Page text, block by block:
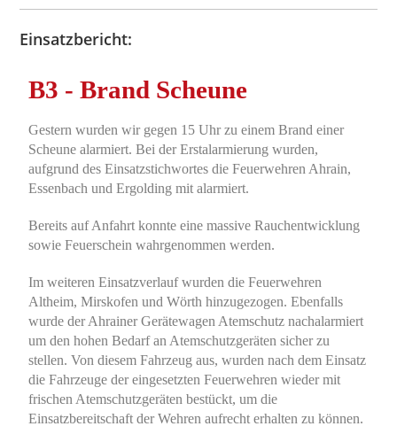
Einsatzbericht:
B3 - Brand Scheune
Gestern wurden wir gegen 15 Uhr zu einem Brand einer
Scheune alarmiert. Bei der Erstalarmierung wurden,
aufgrund des Einsatzstichwortes die Feuerwehren Ahrain,
Essenbach und Ergolding mit alarmiert.
Bereits auf Anfahrt konnte eine massive Rauchentwicklung
sowie Feuerschein wahrgenommen werden.
Im weiteren Einsatzverlauf wurden die Feuerwehren
Altheim, Mirskofen und Wörth hinzugezogen. Ebenfalls
wurde der Ahrainer Gerätewagen Atemschutz nachalarmiert
um den hohen Bedarf an Atemschutzgeräten sicher zu
stellen. Von diesem Fahrzeug aus, wurden nach dem Einsatz
die Fahrzeuge der eingesetzten Feuerwehren wieder mit
frischen Atemschutzgeräten bestückt, um die
Einsatzbereitschaft der Wehren aufrecht erhalten zu können.